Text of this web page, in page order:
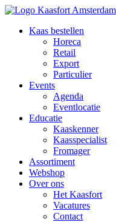
Kaas bestellen
Horeca
Retail
Export
Particulier
Events
Agenda
Eventlocatie
Educatie
Kaaskenner
Kaasspecialist
Fromager
Assortiment
Webshop
Over ons
Het Kaasfort
Vacatures
Contact